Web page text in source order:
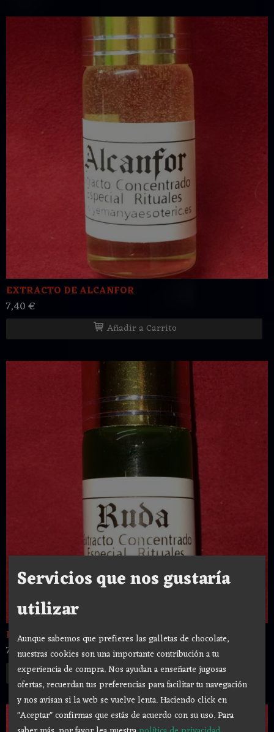
EXTRACTO DE ALCANFOR
7,40 €
Añadir a Carrito
EXTRACTO DE RUDA
7,40 €
Añadir a Carrito
Servicios que nos gustaría
utilizar
Aunque sabemos que prefieres las galletas de chocolate,
nuestras cookies son una importante contribución a tu
experiencia de compra. Nos ayudan a enseñarte jugosas
ofertas, recuerdan tus preferencias para facilitar tu navegación
y nos avisan si la web se vuelve lenta. Haciendo click en
"Aceptar" confirmas que estás de acuerdo con su uso.Para